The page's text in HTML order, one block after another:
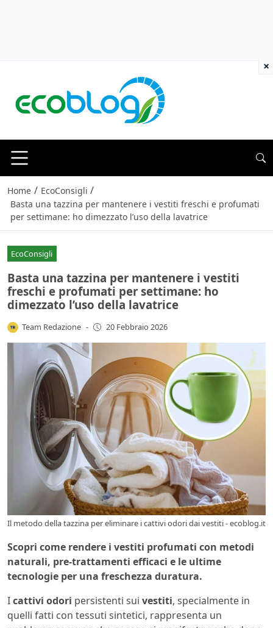
Home / EcoConsigli /
Basta una tazzina per mantenere i vestiti freschi e profumati
per settimane: ho dimezzato l’uso della lavatrice
EcoConsigli
Basta una tazzina per mantenere i vestiti
freschi e profumati per settimane: ho
dimezzato l’uso della lavatrice
Team Redazione - 20 Febbraio 2026
Il metodo della tazzina per eliminare i cattivi odori dai vestiti - ecoblog.it
Scopri come rendere i vestiti profumati con metodi
naturali, pre-trattamenti efficaci e le ultime
tecnologie per una freschezza duratura.
Icattivi odori persistenti sui vestiti, specialmente in
quelli fatti con tessuti sintetici, rappresenta un
×